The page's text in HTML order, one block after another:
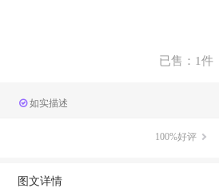
已售：1件
如实描述
100%好评
图文详情